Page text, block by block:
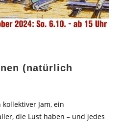
(natürlich
kollektiver Jam, ein
die Lust haben – und jedes